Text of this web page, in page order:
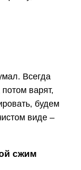
Всегда
варят,
будем
виде –
сжим